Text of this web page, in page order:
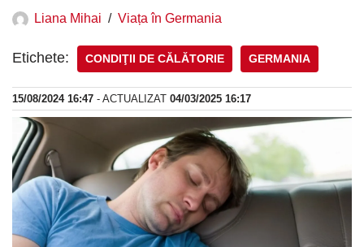
Liana Mihai Viața în Germania
Etichete: CONDIŢII DE CĂLĂTORIE GERMANIA
15/08/2024 16:47 - ACTUALIZAT 04/03/2025 16:17